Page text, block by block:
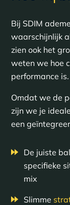
Bij SDIM
waarschijnlijk
zien ook het
weten we hoe
performance is.
Omdat we de
zijn we je
een
De juiste
specifieke
mix
Slimme